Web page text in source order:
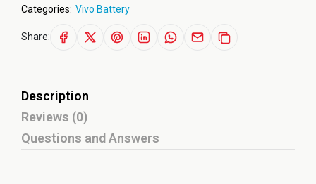
Categories: Vivo Battery
Share:
Description
Reviews (0)
Questions and Answers